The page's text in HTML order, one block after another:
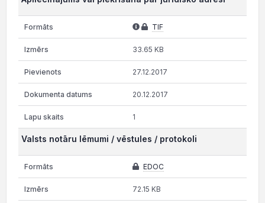
TIF
33.65 KB
27.12.2017
20.12.2017
1
Valsts notāru lēmumi / vēstules / protokoli
EDOC
72.15 KB